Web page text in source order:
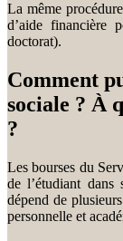
La même
d’aide financière
doctorat).
Comment
sociale ? À
?
Les bourses du
de l’étudiant dans
dépend de
personnelle et